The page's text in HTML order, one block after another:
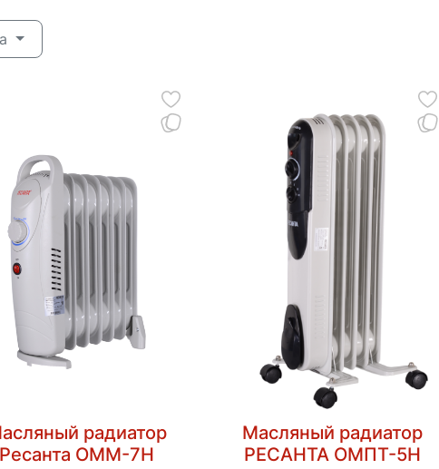
радиатор
ОММ-7Н
Масляный радиатор
РЕСАНТА ОМПТ-5Н